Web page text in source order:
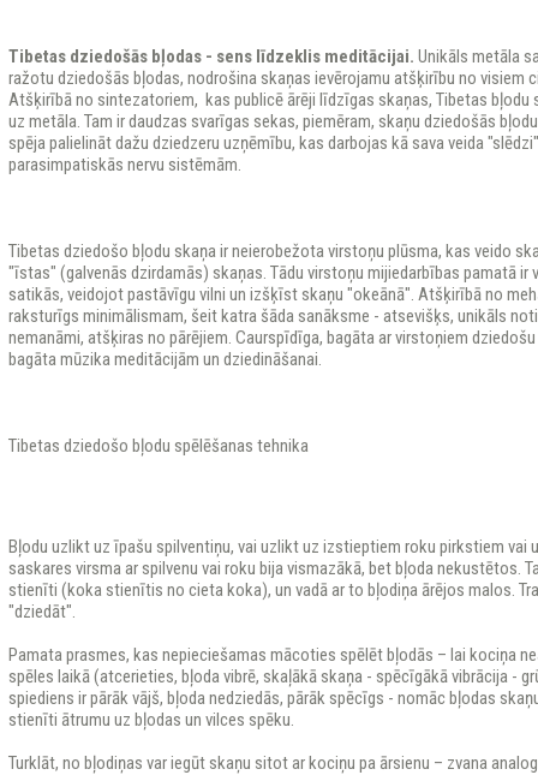
Tibetas dziedošās bļodas - sens līdzeklis meditācijai. Unikāls metāla
ražotu dziedošās bļodas, nodrošina skaņas ievērojamu atšķirību no visiem
Atšķirībā no sintezatoriem, kas publicē ārēji līdzīgas skaņas, Tibetas bļodu
uz metāla. Tam ir daudzas svarīgas sekas, piemēram, skaņu dziedošās
spēja palielināt dažu dziedzeru uzņēmību, kas darbojas kā sava veida
parasimpatiskās nervu sistēmām.
Tibetas dziedošo bļodu skaņa ir neierobežota virstoņu plūsma, kas veido
"īstas" (galvenās dzirdamās) skaņas. Tādu virstoņu mijiedarbības pamatā ir
satikās, veidojot pastāvīgu vilni un izšķīst skaņu "okeānā". Atšķirībā no
raksturīgs minimālismam, šeit katra šāda sanāksme - atsevišķs, unikāls
nemanāmi, atšķiras no pārējiem. Caurspīdīga, bagāta ar virstoņiem
bagāta mūzika meditācijām un dziedināšanai.
Tibetas dziedošo bļodu spēlēšanas tehnika
Bļodu uzlikt uz īpašu spilventiņu, vai uzlikt uz izstieptiem roku pirkstiem vai
saskares virsma ar spilvenu vai roku bija vismazākā, bet bļoda nekustētos.
stienīti (koka stienītis no cieta koka), un vadā ar to bļodiņa ārējos malos.
"dziedāt".
Pamata prasmes, kas nepieciešamas mācoties spēlēt bļodās – lai kociņa
spēles laikā (atcerieties, bļoda vibrē, skaļākā skaņa - spēcīgākā vibrācija -
spiediens ir pārāk vājš, bļoda nedziedās, pārāk spēcīgs - nomāc bļodas
stienīti ātrumu uz bļodas un vilces spēku.
Turklāt, no bļodiņas var iegūt skaņu sitot ar kociņu pa ārsienu – zvana